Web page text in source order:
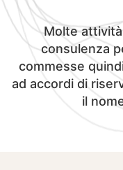
Molte
consulenza
commesse
ad accordi di
il